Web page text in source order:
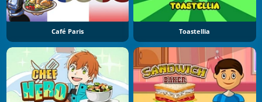
Café Paris Toastellia